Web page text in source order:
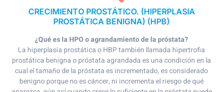
CRECIMIENTO PROSTÁTICO. (HIPERPLASIA
PROSTÁTICA BENIGNA) (HPB)
¿Qué es la HPO o agrandamiento de la próstata?
La hiperplasia prostática o HBP también llamada hipertrofia
prostática benigna o próstata agrandada es una condición en la
cual el tamaño de la próstata es incrementado, es considerado
benigno porque no es cáncer, ni incrementa el riesgo de qué